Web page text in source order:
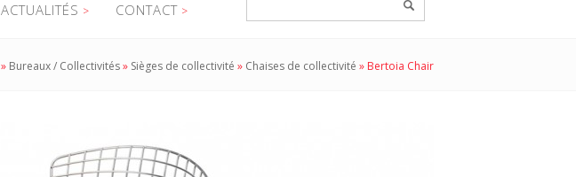
ACTUALITÉS CONTACT
» Bureaux / Collectivités» Sièges de collectivité » Chaises de collectivité » Bertoia Chair